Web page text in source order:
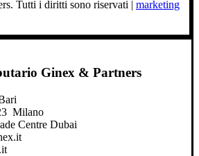
Tutti i diritti sono riservati | marketing
Ginex & Partners
Milano
Centre Dubai